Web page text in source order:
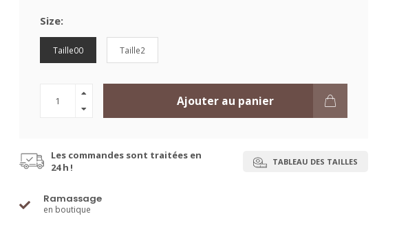
Size:
Taille00 Taille2
Ajouter au panier
Les commandes sont traitées en
24 h !
TABLEAU DES TAILLES
Ramassage
en boutique